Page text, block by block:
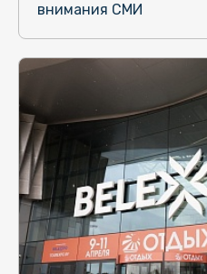
внимания СМИ